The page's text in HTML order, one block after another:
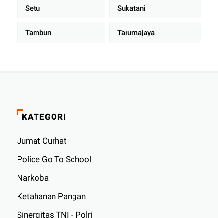
Setu Sukatani
Tambun Tarumajaya
KATEGORI
Jumat Curhat
Police Go To School
Narkoba
Ketahanan Pangan
Sinergitas TNI - Polri